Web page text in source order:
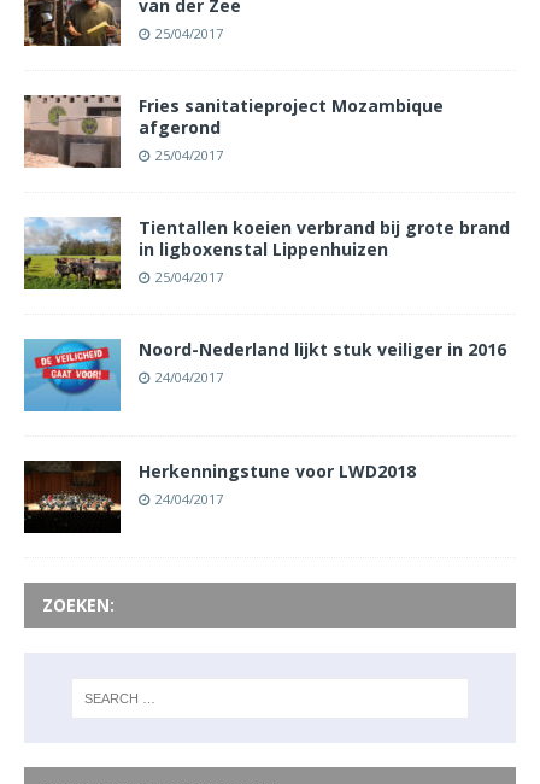
van der Zee
25/04/2017
Fries sanitatieproject Mozambique
afgerond
25/04/2017
Tientallen koeien verbrand bij grote brand
in ligboxenstal Lippenhuizen
25/04/2017
Noord-Nederland lijkt stuk veiliger in 2016
24/04/2017
Herkenningstune voor LWD2018
24/04/2017
ZOEKEN: